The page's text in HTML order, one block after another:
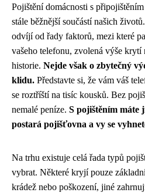
Pojištění domácnosti s
stále běžnější součástí našich
odvíjí od řady faktorů, mezi které
vašeho telefonu, zvolená výše krytí
historie. Nejde však o zbytečný
klidu. Představte si, že vám váš
se roztříští na tisíc kousků. Bez
nemalé peníze. S pojištěním máte
postará pojišťovna a vy se
Na trhu existuje celá řada typů
vybrat. Některé kryjí pouze
krádež nebo poškození, jiné